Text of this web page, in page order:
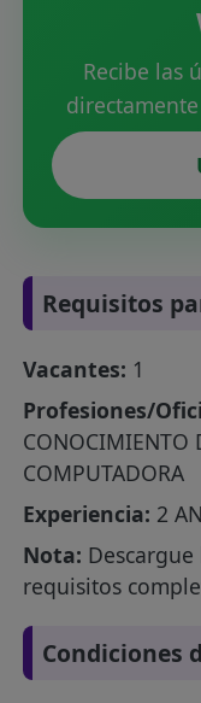
Recibe las
Requisitos
Vacantes: 1
Profesiones/
CONOCIMIENTO
COMPUTADORA
Experiencia: 2
Nota:
requisitos
Condiciones